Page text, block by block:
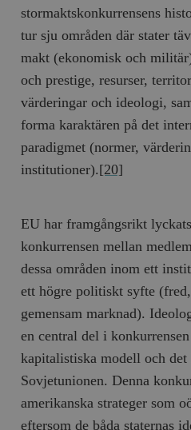
stormaktskonkurrensens
tur sju områden där stater
makt (ekonomisk och
och prestige, resurser,
värderingar och ideologi,
forma karaktären på det
paradigmet (normer,
institutioner).[20]
EU har framgångsrikt
konkurrensen mellan
dessa områden inom ett
ett högre politiskt syfte
gemensam marknad).
en central del i
kapitalistiska modell och
Sovjetunionen. Denna
amerikanska strateger som
eftersom de båda staternas